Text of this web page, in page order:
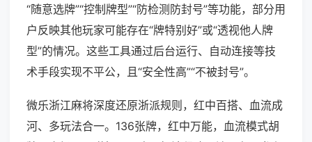
“随意选牌”“控制牌型”“防检测防封号”等功能，部分用
户反映其他玩家可能存在“牌特别好”或“透视他人牌
型”的情况。这些工具通过后台运行、自动连接等技
术手段实现不平公，且“安全性高”“不被封号”。
微乐浙江麻将深度还原浙派规则，红中百搭、血流成
河、多玩法合一。136张牌，红中万能，血流模式胡